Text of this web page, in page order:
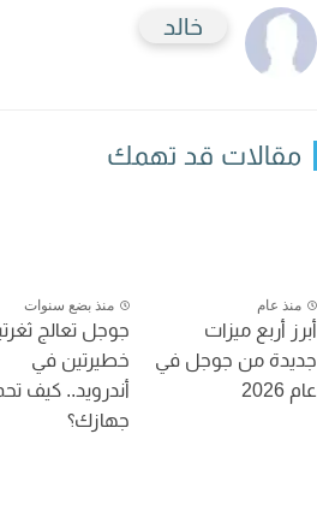
خالد
قد تهمك
عام
أربع ميزات
من جوجل في
منذ بضع سنوات
جوجل تعالج ثغرتين
خطيرتين في
أندرويد.. كيف تحمي
جهازك؟